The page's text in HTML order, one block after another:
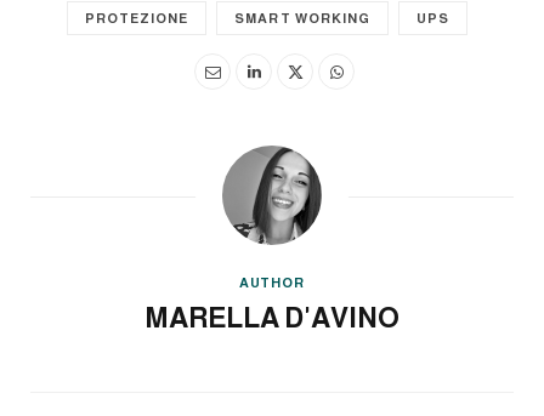
PROTEZIONE SMART WORKING UPS
AUTHOR
MARELLA D'AVINO